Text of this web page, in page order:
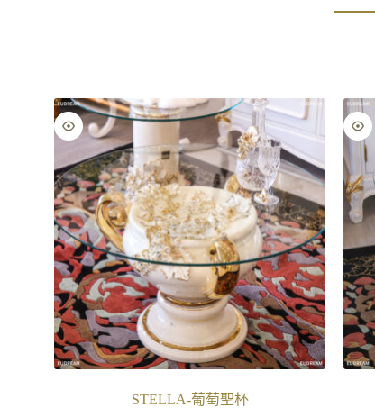
STELLA-葡萄聖杯